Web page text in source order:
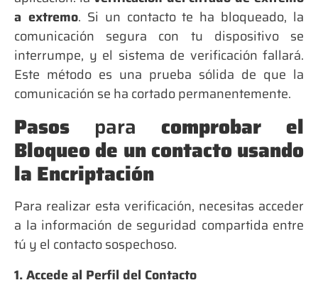
a extremo. Si un contacto te ha bloqueado, la
comunicación segura con tu dispositivo se
interrumpe, y el sistema de verificación fallará.
Este método es una prueba sólida de que la
comunicación se ha cortado permanentemente.
Pasos para comprobar el
Bloqueo de un contacto usando
la Encriptación
Para realizar esta verificación, necesitas acceder
a la información de seguridad compartida entre
tú y el contacto sospechoso.
1. Accede al Perfil del Contacto